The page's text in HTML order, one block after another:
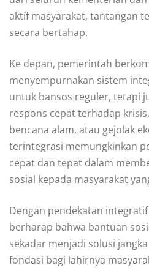
aktif masyarakat, tantangan
secara bertahap.
Ke depan, pemerintah
menyempurnakan sistem
untuk bansos reguler, tetapi
respons cepat terhadap
bencana alam, atau gejolak
terintegrasi memungkinkan
cepat dan tepat dalam
sosial kepada masyarakat
Dengan pendekatan
berharap bahwa bantuan
sekadar menjadi solusi
fondasi bagi lahirnya